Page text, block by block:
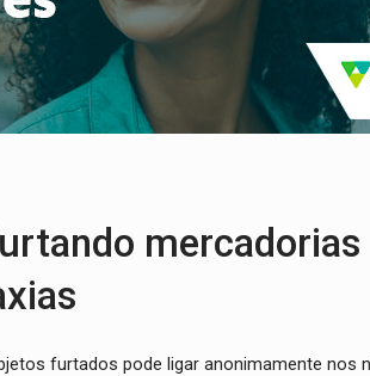
asfalto chega ao bairro Nova Esperança
do Festival de Dança de Joinville
em declaração de patrimônio de R$
mercadorias
furtados pode ligar anonimamente nos